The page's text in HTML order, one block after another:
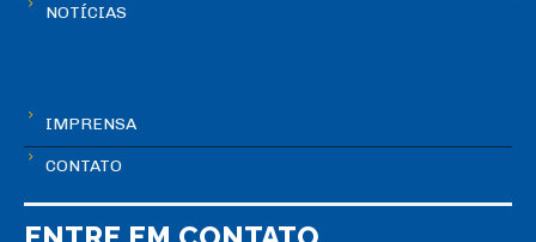
NOTÍCIAS
IMPRENSA
CONTATO